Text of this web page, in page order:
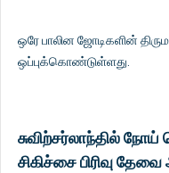
ஒரே பாலின ஜோடிகளின்
ஒப்புக்கொண்டுள்ளது.
சுவிற்சர்லாந்தில்
சிகிச்சை பிரிவு